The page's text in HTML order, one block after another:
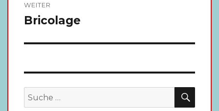
WEITER
Nächster
Bricolage
Suche
nach: